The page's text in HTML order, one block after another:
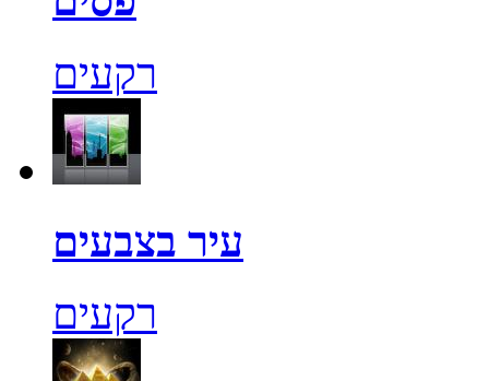
רקעים
עיר בצבעים
רקעים